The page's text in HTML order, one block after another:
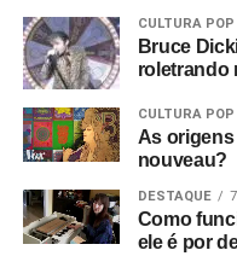
Parece ótimo, bem
sentido político, tipo a
um underground
tudo isso lá fora.
O que era que havia
Eles eram
que eles iam bombar.
na verdade, só tinha
CULTURA POP
Bruce
roletrando
CULTURA POP
As
nouveau?
DESTAQUE
Como
ele é por